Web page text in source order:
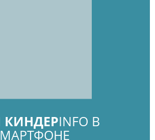
КИНДЕРINFO В